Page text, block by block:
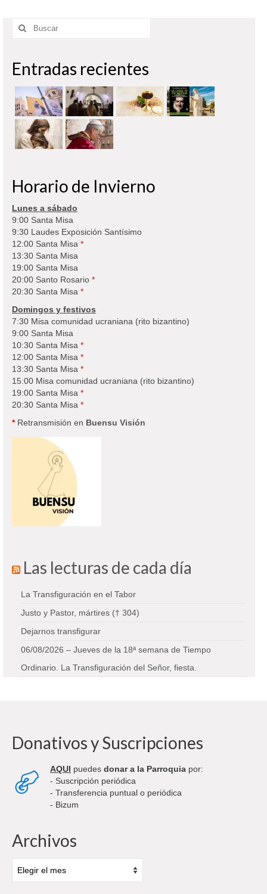
Buscar
por:
Entradas recientes
Horario de Invierno
Lunes a sábado
9:00 Santa Misa
9:30 Laudes Exposición Santísimo
12:00 Santa Misa *
13:30 Santa Misa
19:00 Santa Misa
20:00 Santo Rosario *
20:30 Santa Misa *
Domingos y festivos
7:30 Misa comunidad ucraniana (rito bizantino)
9:00 Santa Misa
10:30 Santa Misa *
12:00 Santa Misa *
13:30 Santa Misa *
15:00 Misa comunidad ucraniana (rito bizantino)
19:00 Santa Misa *
20:30 Santa Misa *
*Retransmisión en Buensu Visión
Las lecturas de cada día
La Transfiguración en el Tabor
Justo y Pastor, mártires († 304)
Dejarnos transfigurar
06/08/2026 – Jueves de la 18ª semana de Tiempo
Ordinario. La Transfiguración del Señor, fiesta.
Donativos y Suscripciones
AQUI puedes donar a la Parroquia por:
- Suscripción periódica
- Transferencia puntual o periódica
- Bizum
Archivos